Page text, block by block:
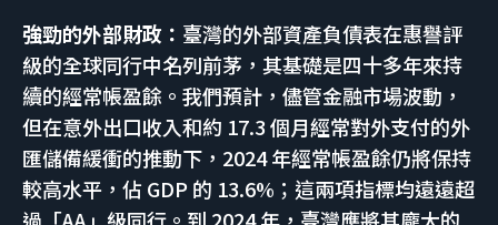
強勁的外部財政： 臺灣的外部資產負債表在惠譽評
級的全球同行中名列前茅，其基礎是四十多年來持
續的經常帳盈餘。我們預計，儘管金融市場波動，
但在意外出口收入和約 17.3 個月經常對外支付的外
匯儲備緩衝的推動下，2024 年經常帳盈餘仍將保持
較高水平，佔 GDP 的 13.6%；這兩項指標均遠遠超